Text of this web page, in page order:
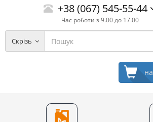
+38 (067) 545-55-44
Час роботи з 9.00 до 17.00
Скрізь
на